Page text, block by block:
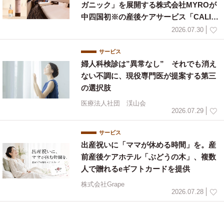
ガニック」を展開する株式会社MYROが
中四国初※の産後ケアサービス「CALIN
2026.07.30
サービス
婦人科検診は”異常なし” それでも消え
ない不調に、現役専門医が提案する第三
の選択肢
医療法人社団 渓山会
2026.07.29
サービス
出産祝いに「ママが休める時間」を。産
前産後ケアホテル「ぶどうの木」、複数
人で贈れるeギフトカードを提供
株式会社Grape
2026.07.28